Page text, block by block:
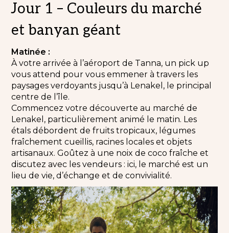
Jour 1 – Couleurs du marché
et banyan géant
Matinée :
À votre arrivée à l’aéroport de Tanna, un pick up
vous attend pour vous emmener à travers les
paysages verdoyants jusqu’à Lenakel, le principal
centre de l’île.
Commencez votre découverte au marché de
Lenakel, particulièrement animé le matin. Les
étals débordent de fruits tropicaux, légumes
fraîchement cueillis, racines locales et objets
artisanaux. Goûtez à une noix de coco fraîche et
discutez avec les vendeurs : ici, le marché est un
lieu de vie, d’échange et de convivialité.